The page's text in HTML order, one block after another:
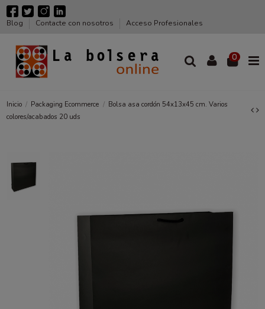
Blog Contacte con nosotros Acceso Profesionales
0
Inicio Packaging Ecommerce
Bolsa asa cordón 54x13x45 cm. Varios
colores/acabados 20 uds